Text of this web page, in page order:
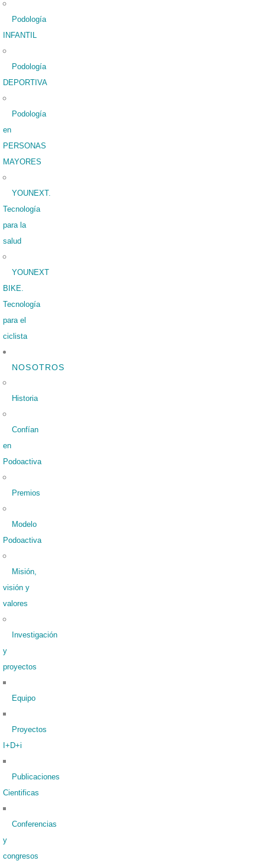
Podología
INFANTIL
Podología
DEPORTIVA
Podología
en
PERSONAS
MAYORES
YOUNEXT.
Tecnología
para la
salud
YOUNEXT
BIKE.
Tecnología
para el
ciclista
NOSOTROS
Historia
Confían
en
Podoactiva
Premios
Modelo
Podoactiva
Misión,
visión y
valores
Investigación
y
proyectos
Equipo
Proyectos
I+D+i
Publicaciones
Cientificas
Conferencias
y
congresos